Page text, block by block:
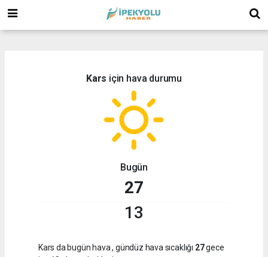
Kars için hava durumu
Bugün
27
13
Kars da bugün hava, gündüz hava sıcaklığı 27gece